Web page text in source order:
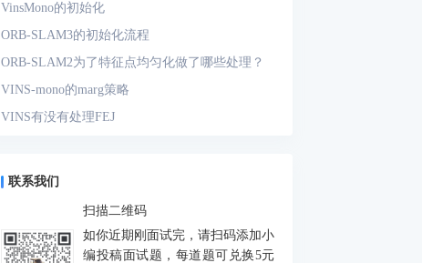
VinsMono的初始化
ORB-SLAM3的初始化流程
ORB-SLAM2为了特征点均匀化做了哪些处理？
VINS-mono的marg策略
VINS有没有处理FEJ
预积分中的bias如何处理
IMU测量方程是什么？噪声模型是什么？
动态场景对定位和建图分别有什么影响
联系我们
扫描二维码
如你近期刚面试完，请扫码添加小
编投稿面试题，每道题可兑换5元